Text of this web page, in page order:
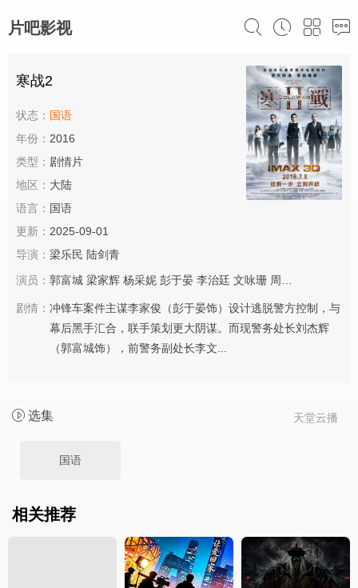
片吧影视
寒战2
状态： 国语
年份： 2016
类型： 剧情片
地区： 大陆
语言： 国语
更新： 2025-09-01
导演： 梁乐民 陆剑青
演员： 郭富城 梁家辉 杨采妮 彭于晏 李治廷 文咏珊 周润发
剧情： 冲锋车案件主谋李家俊（彭于晏饰）设计逃脱警方控制，与
幕后黑手汇合，联手策划更大阴谋。而现警务处长刘杰辉
（郭富城饰），前警务副处长李文...
天堂云播
选集
国语
相关推荐